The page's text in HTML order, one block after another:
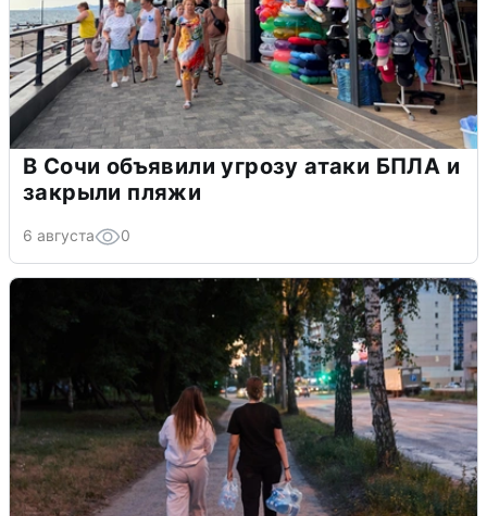
В Сочи объявили угрозу атаки БПЛА и
закрыли пляжи
6 августа 0